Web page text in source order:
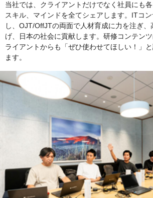
当社では、クライアントだけでなく社員にも各
スキル、マインドを全てシェアします。ITコ
し、OJT/OffJTの両面で人材育成に力を注ぎ
げ、日本の社会に貢献します。研修コンテン
ライアントからも「ぜひ使わせてほしい！」
ます。